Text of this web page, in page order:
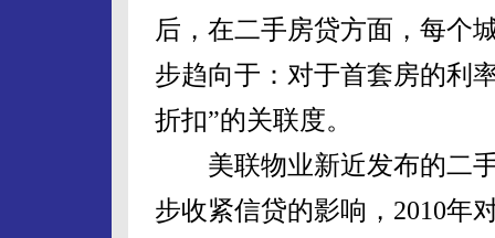
后，在二手房贷方面，每个
步趋向于：对于首套房的利
折扣”的关联度。
美联物业新近发布的二手
步收紧信贷的影响，2010年